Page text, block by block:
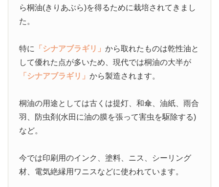
ら桐油(きりあぶら)を得るために栽培されてきまし
た。
特に 「シナアブラギリ」から取れたものは乾性油と
して優れた点が多いため、現代では桐油の大半が
「シナアブラギリ」から製造されます。
桐油の用途としては古くは提灯、和傘、油紙、雨合
羽、防虫剤(水田に油の膜を張って害虫を駆除する)
など。
今では印刷用のインク、塗料、ニス、シーリング
材、電気絶縁用ワニスなどに使われています。